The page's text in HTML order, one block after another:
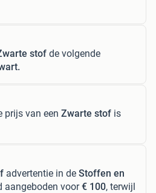
stof de volgende
prijs van een Zwarte stof is
advertentie in de Stoffen en
aangeboden voor€ 100, terwijl